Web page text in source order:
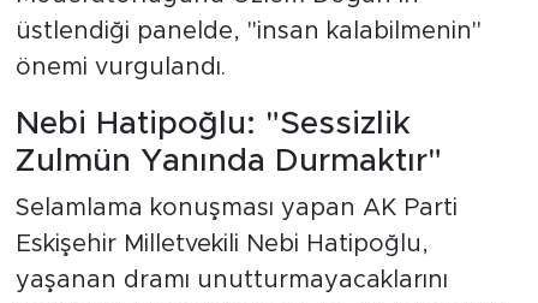
üstlendiği panelde, "insan kalabilmenin"
önemi vurgulandı.
Nebi Hatipoğlu: "Sessizlik
Zulmün Yanında Durmaktır"
Selamlama konuşması yapan AK Parti
Eskişehir Milletvekili Nebi Hatipoğlu,
yaşanan dramı unutturmayacaklarını